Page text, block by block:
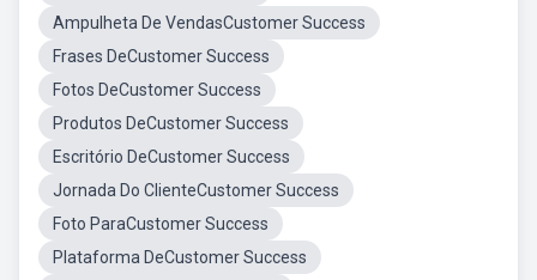
Ampulheta De VendasCustomer Success
Frases DeCustomer Success
Fotos DeCustomer Success
Produtos DeCustomer Success
Escritório DeCustomer Success
Jornada Do ClienteCustomer Success
Foto ParaCustomer Success
Plataforma DeCustomer Success